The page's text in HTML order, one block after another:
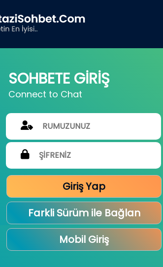
SOHBETE GİRİŞ
Connect to Chat
Giriş Yap
Farkli Sürüm ile Bağlan
Mobil Giriş